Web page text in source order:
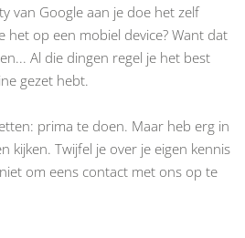
van Google aan je doe het zelf
het op een mobiel device? Want dat
Al die dingen regel je het best
gezet hebt.
prima te doen. Maar heb erg in
kijken. Twijfel je over je eigen kennis
om eens contact met ons op te